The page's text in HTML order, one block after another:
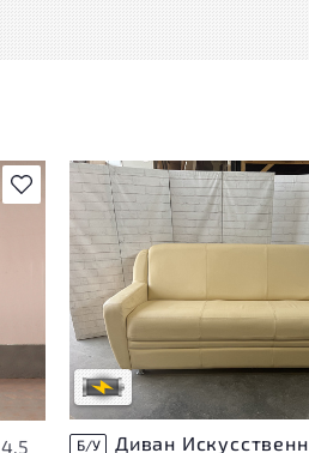
В избранное
4.5
Степень износа находится на
проверки. Вы можете уточнить
дополнительную информацию
сотрудников магазина
В обработке
Б/У